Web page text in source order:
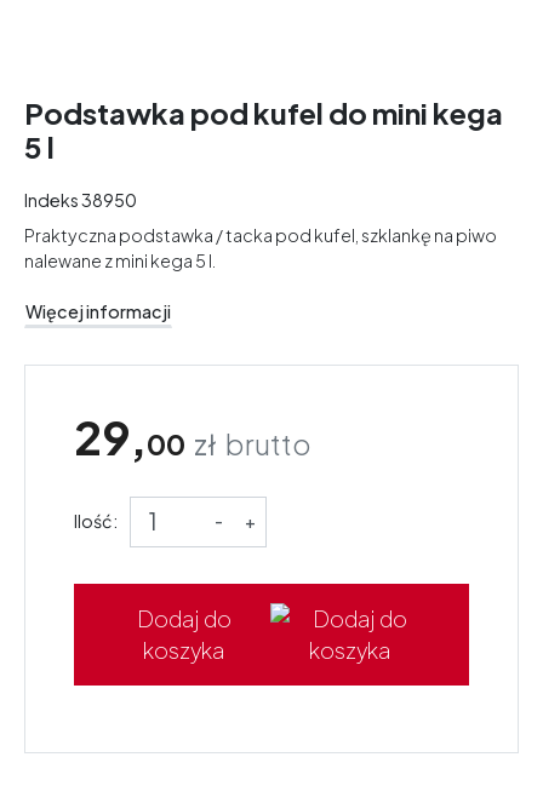
Podstawka pod kufel do mini kega
5 l
Indeks38950
Praktyczna podstawka / tacka pod kufel, szklankę na piwo
nalewane z mini kega 5 l.
Więcej informacji
29,00 zł brutto
Ilość: - +
Dodaj do
koszyka